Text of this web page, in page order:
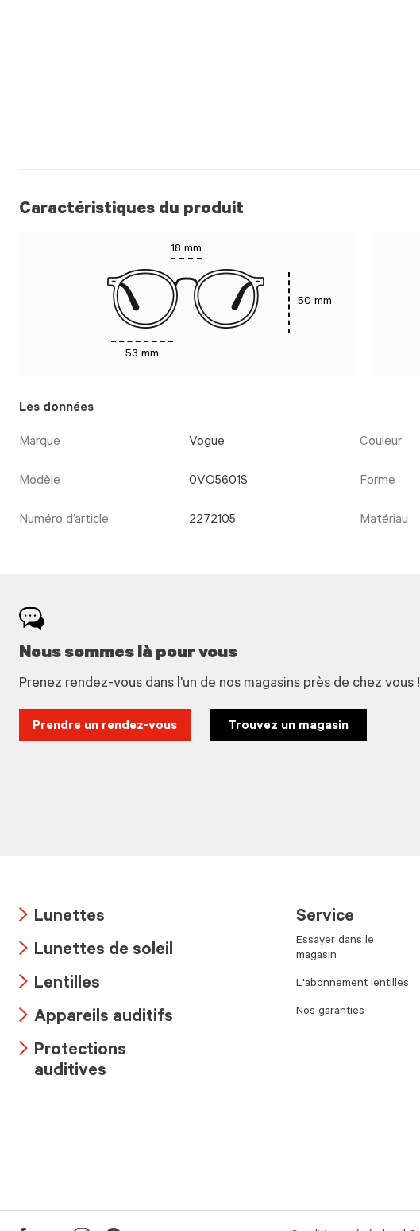
Caractéristiques du produit
18 mm
53 mm
50 mm
Les données
Marque Vogue Couleur
Modèle 0VO5601S Forme
Numéro d’article 2272105 Matériau
Nous sommes là pour vous
Prenez rendez-vous dans l'un de nos magasins près de chez vous !
Prendre un rendez-vous Trouvez un magasin
icon
Lunettes
icon
Lunettes de soleil
icon
Lentilles
icon
Appareils auditifs
Arrow
Protections
auditives
Service
Essayer dans le
magasin
L'abonnement lentilles
Nos garanties